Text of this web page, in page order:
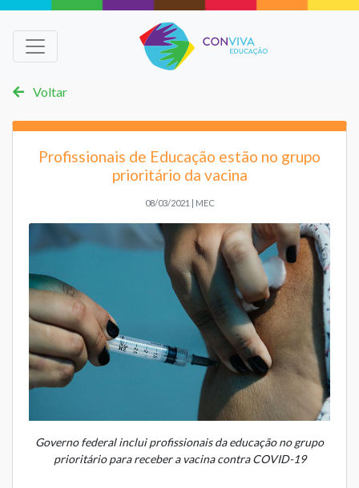
Voltar
Profissionais de Educação estão no grupo
prioritário da vacina
08/03/2021 | MEC
Governo federal inclui profissionais da educação no grupo
prioritário para receber a vacina contra COVID-19